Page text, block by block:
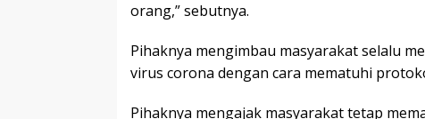
orang,” sebutnya.
Pihaknya mengimbau masyarakat selalu
virus corona dengan cara mematuhi
Pihaknya mengajak masyarakat tetap